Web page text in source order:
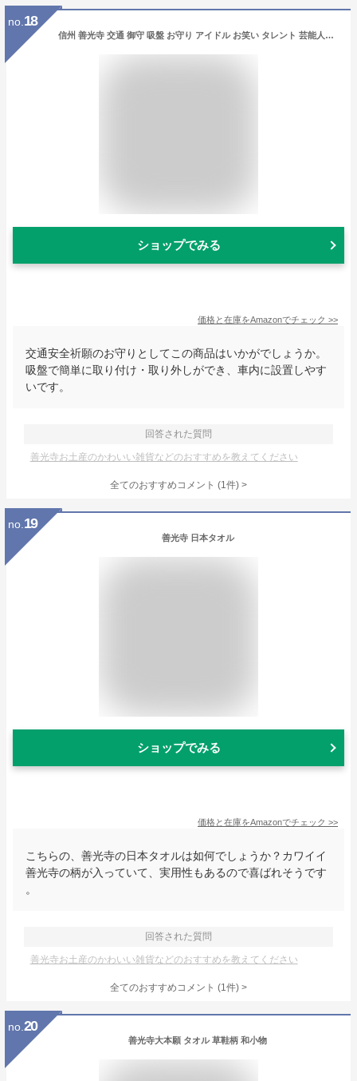
no. 18
信州 善光寺 交通 御守 吸盤 お守り アイドル お笑い タレント 芸能人グッズ
ショップでみる
価格と在庫をAmazonでチェック >>
交通安全祈願のお守りとしてこの商品はいかがでしょうか。
吸盤で簡単に取り付け・取り外しができ、車内に設置しやす
いです。
回答された質問
善光寺お土産のかわいい雑貨などのおすすめを教えてください
全てのおすすめコメント (1件) >
no. 19
善光寺 日本タオル
ショップでみる
価格と在庫をAmazonでチェック >>
こちらの、善光寺の日本タオルは如何でしょうか？カワイイ
善光寺の柄が入っていて、実用性もあるので喜ばれそうです
。
回答された質問
善光寺お土産のかわいい雑貨などのおすすめを教えてください
全てのおすすめコメント (1件) >
no. 20
善光寺大本願 タオル 草鞋柄 和小物